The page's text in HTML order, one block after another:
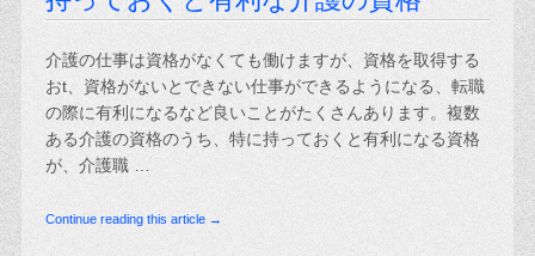
介護の仕事は資格がなくても働けますが、資格を取得する
おt、資格がないとできない仕事ができるようになる、転職
の際に有利になるなど良いことがたくさんあります。複数
ある介護の資格のうち、特に持っておくと有利になる資格
が、介護職 …
Continue reading this article →